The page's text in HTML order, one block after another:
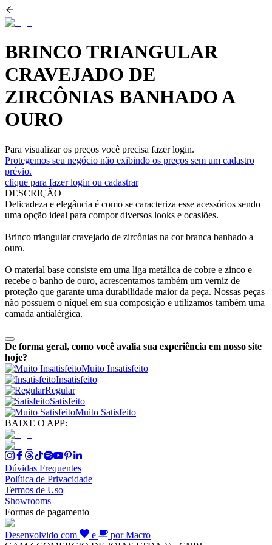
BRINCO TRIANGULAR
CRAVEJADO DE
ZIRCÔNIAS BANHADO A
OURO
Para visualizar os preços você precisa fazer login.
Protegemos seu negócio não exibindo os preços sem um cadastro
prévio.
clique para fazer login ou cadastrar
DESCRIÇÃO
Delicadeza e elegância é como se caracteriza esse acessórios sendo
uma opção ideal para compor diversos looks e ocasiões.
Brinco triangular cravejado de zircônias na cor branca banhado a
ouro.
O material base consiste em uma liga metálica de cobre e zinco e
recebe o banho de ouro, acrescentamos também um verniz de
proteção que garante uma durabilidade maior da peça. Nossas peças
não possuem o níquel em sua composição e utilizamos também uma
camada antialérgica.
De forma geral, como você avalia sua experiência em nosso site
hoje?
Muito Insatisfeito
Insatisfeito
Regular
Satisfeito
Muito Satisfeito
BAIXE O APP:
Dúvidas Frequentes
Política de Privacidade
Termos de Uso
Showrooms
Formas de pagamento
Desenvolvido com e
por Macro